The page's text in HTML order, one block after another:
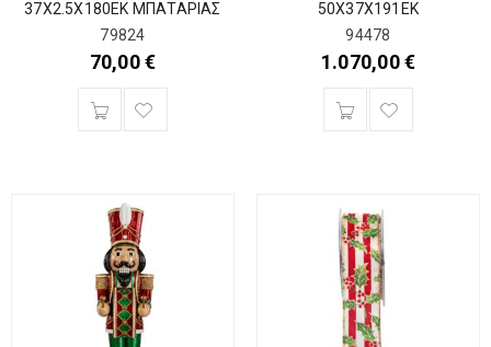
37Χ2.5Χ180ΕΚ ΜΠΑΤΑΡΙΑΣ
79824
70,00€
50Χ37Χ191ΕΚ
94478
1.070,00€